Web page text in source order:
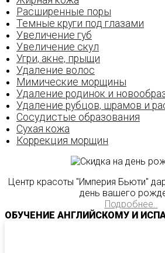
Расширенные поры
Темные круги под глазами
Увеличение губ
Увеличение скул
Угри‚ акне‚ прыщи
Удаление волос
Мимические морщины
Удаление родинок и
Удаление рубцов‚ шрамов и
Сосудистые образования
Сухая кожа
Коррекция морщин
Центр красоты "Империя Бьюти"
день вашего
Подробнее..
ОБУЧЕНИЕ АНГЛИЙСКОМУ И